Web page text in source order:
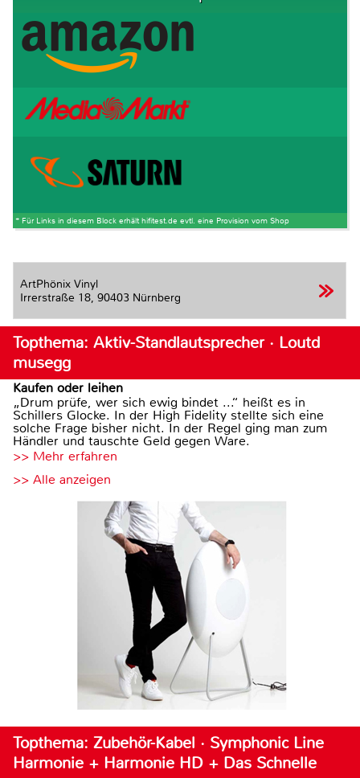
* Für Links in diesem Block erhält hifitest.de evtl. eine Provision vom Shop
ArtPhönix Vinyl
Irrerstraße 18, 90403 Nürnberg
Topthema: Aktiv-Standlautsprecher · Loutd
musegg
Kaufen oder leihen
„Drum prüfe, wer sich ewig bindet ...“ heißt es in
Schillers Glocke. In der High Fidelity stellte sich eine
solche Frage bisher nicht. In der Regel ging man zum
Händler und tauschte Geld gegen Ware.
>> Mehr erfahren
>> Alle anzeigen
Topthema: Zubehör-Kabel · Symphonic Line
Harmonie + Harmonie HD + Das Schnelle